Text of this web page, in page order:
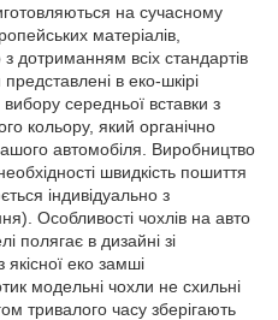
на сучасному
матеріалів,
дотриманням всіх стандартів
в еко-шкірі
середньої вставки з
кольору, який органічно
автомобіля. Виробництво
швидкість пошиття
індивідуально з
Особливості чохлів на авто
полягає в дизайні зі
еко замші
модельні чохли не схильні
тривалого часу зберігають